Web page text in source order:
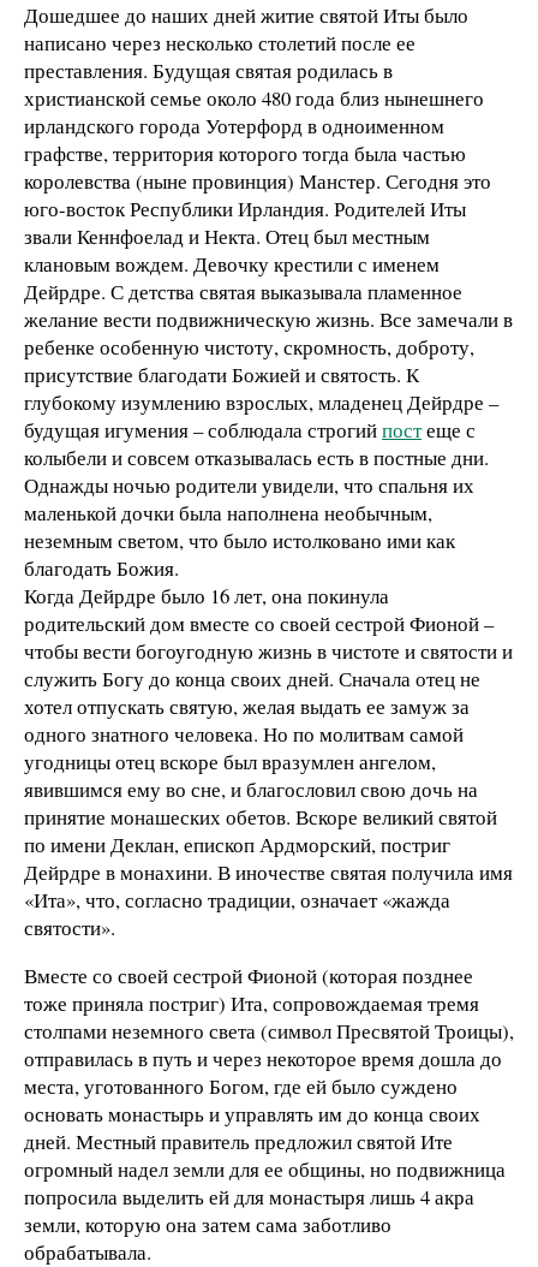
Дошедшее до наших дней житие святой Иты было
написано через несколько столетий после ее
преставления. Будущая святая родилась в
христианской семье около 480 года близ нынешнего
ирландского города Уотерфорд в одноименном
графстве, территория которого тогда была частью
королевства (ныне провинция) Манстер. Сегодня это
юго-восток Республики Ирландия. Родителей Иты
звали Кеннфоелад и Некта. Отец был местным
клановым вождем. Девочку крестили с именем
Дейрдре. С детства святая выказывала пламенное
желание вести подвижническую жизнь. Все замечали в
ребенке особенную чистоту, скромность, доброту,
присутствие благодати Божией и святость. К
глубокому изумлению взрослых, младенец Дейрдре –
будущая игумения – соблюдала строгийпостеще с
колыбели и совсем отказывалась есть в постные дни.
Однажды ночью родители увидели, что спальня их
маленькой дочки была наполнена необычным,
неземным светом, что было истолковано ими как
благодать Божия.
Когда Дейрдре было 16 лет, она покинула
родительский дом вместе со своей сестрой Фионой –
чтобы вести богоугодную жизнь в чистоте и святости и
служить Богу до конца своих дней. Сначала отец не
хотел отпускать святую, желая выдать ее замуж за
одного знатного человека. Но по молитвам самой
угодницы отец вскоре был вразумлен ангелом,
явившимся ему во сне, и благословил свою дочь на
принятие монашеских обетов. Вскоре великий святой
по имени Деклан, епископ Ардморский, постриг
Дейрдре в монахини. В иночестве святая получила имя
«Ита», что, согласно традиции, означает «жажда
святости».
Вместе со своей сестрой Фионой (которая позднее
тоже приняла постриг) Ита, сопровождаемая тремя
столпами неземного света (символ Пресвятой Троицы),
отправилась в путь и через некоторое время дошла до
места, уготованного Богом, где ей было суждено
основать монастырь и управлять им до конца своих
дней. Местный правитель предложил святой Ите
огромный надел земли для ее общины, но подвижница
попросила выделить ей для монастыря лишь 4 акра
земли, которую она затем сама заботливо
обрабатывала.